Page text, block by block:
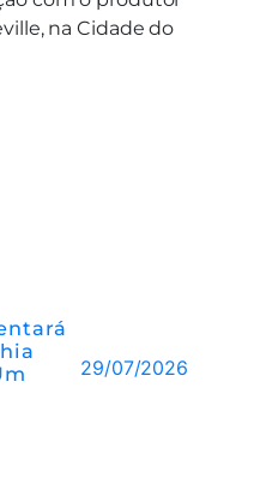
na Cidade do
29/07/2026